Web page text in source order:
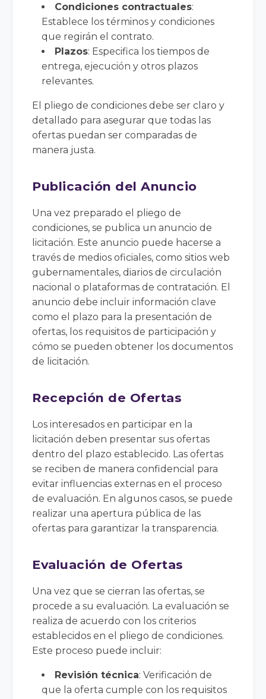
Condiciones contractuales:
Establece los términos y condiciones
que regirán el contrato.
Plazos: Especifica los tiempos de
entrega, ejecución y otros plazos
relevantes.
El pliego de condiciones debe ser claro y
detallado para asegurar que todas las
ofertas puedan ser comparadas de
manera justa.
Publicación del Anuncio
Una vez preparado el pliego de
condiciones, se publica un anuncio de
licitación. Este anuncio puede hacerse a
través de medios oficiales, como sitios web
gubernamentales, diarios de circulación
nacional o plataformas de contratación. El
anuncio debe incluir información clave
como el plazo para la presentación de
ofertas, los requisitos de participación y
cómo se pueden obtener los documentos
de licitación.
Recepción de Ofertas
Los interesados en participar en la
licitación deben presentar sus ofertas
dentro del plazo establecido. Las ofertas
se reciben de manera confidencial para
evitar influencias externas en el proceso
de evaluación. En algunos casos, se puede
realizar una apertura pública de las
ofertas para garantizar la transparencia.
Evaluación de Ofertas
Una vez que se cierran las ofertas, se
procede a su evaluación. La evaluación se
realiza de acuerdo con los criterios
establecidos en el pliego de condiciones.
Este proceso puede incluir:
Revisión técnica: Verificación de
que la oferta cumple con los requisitos